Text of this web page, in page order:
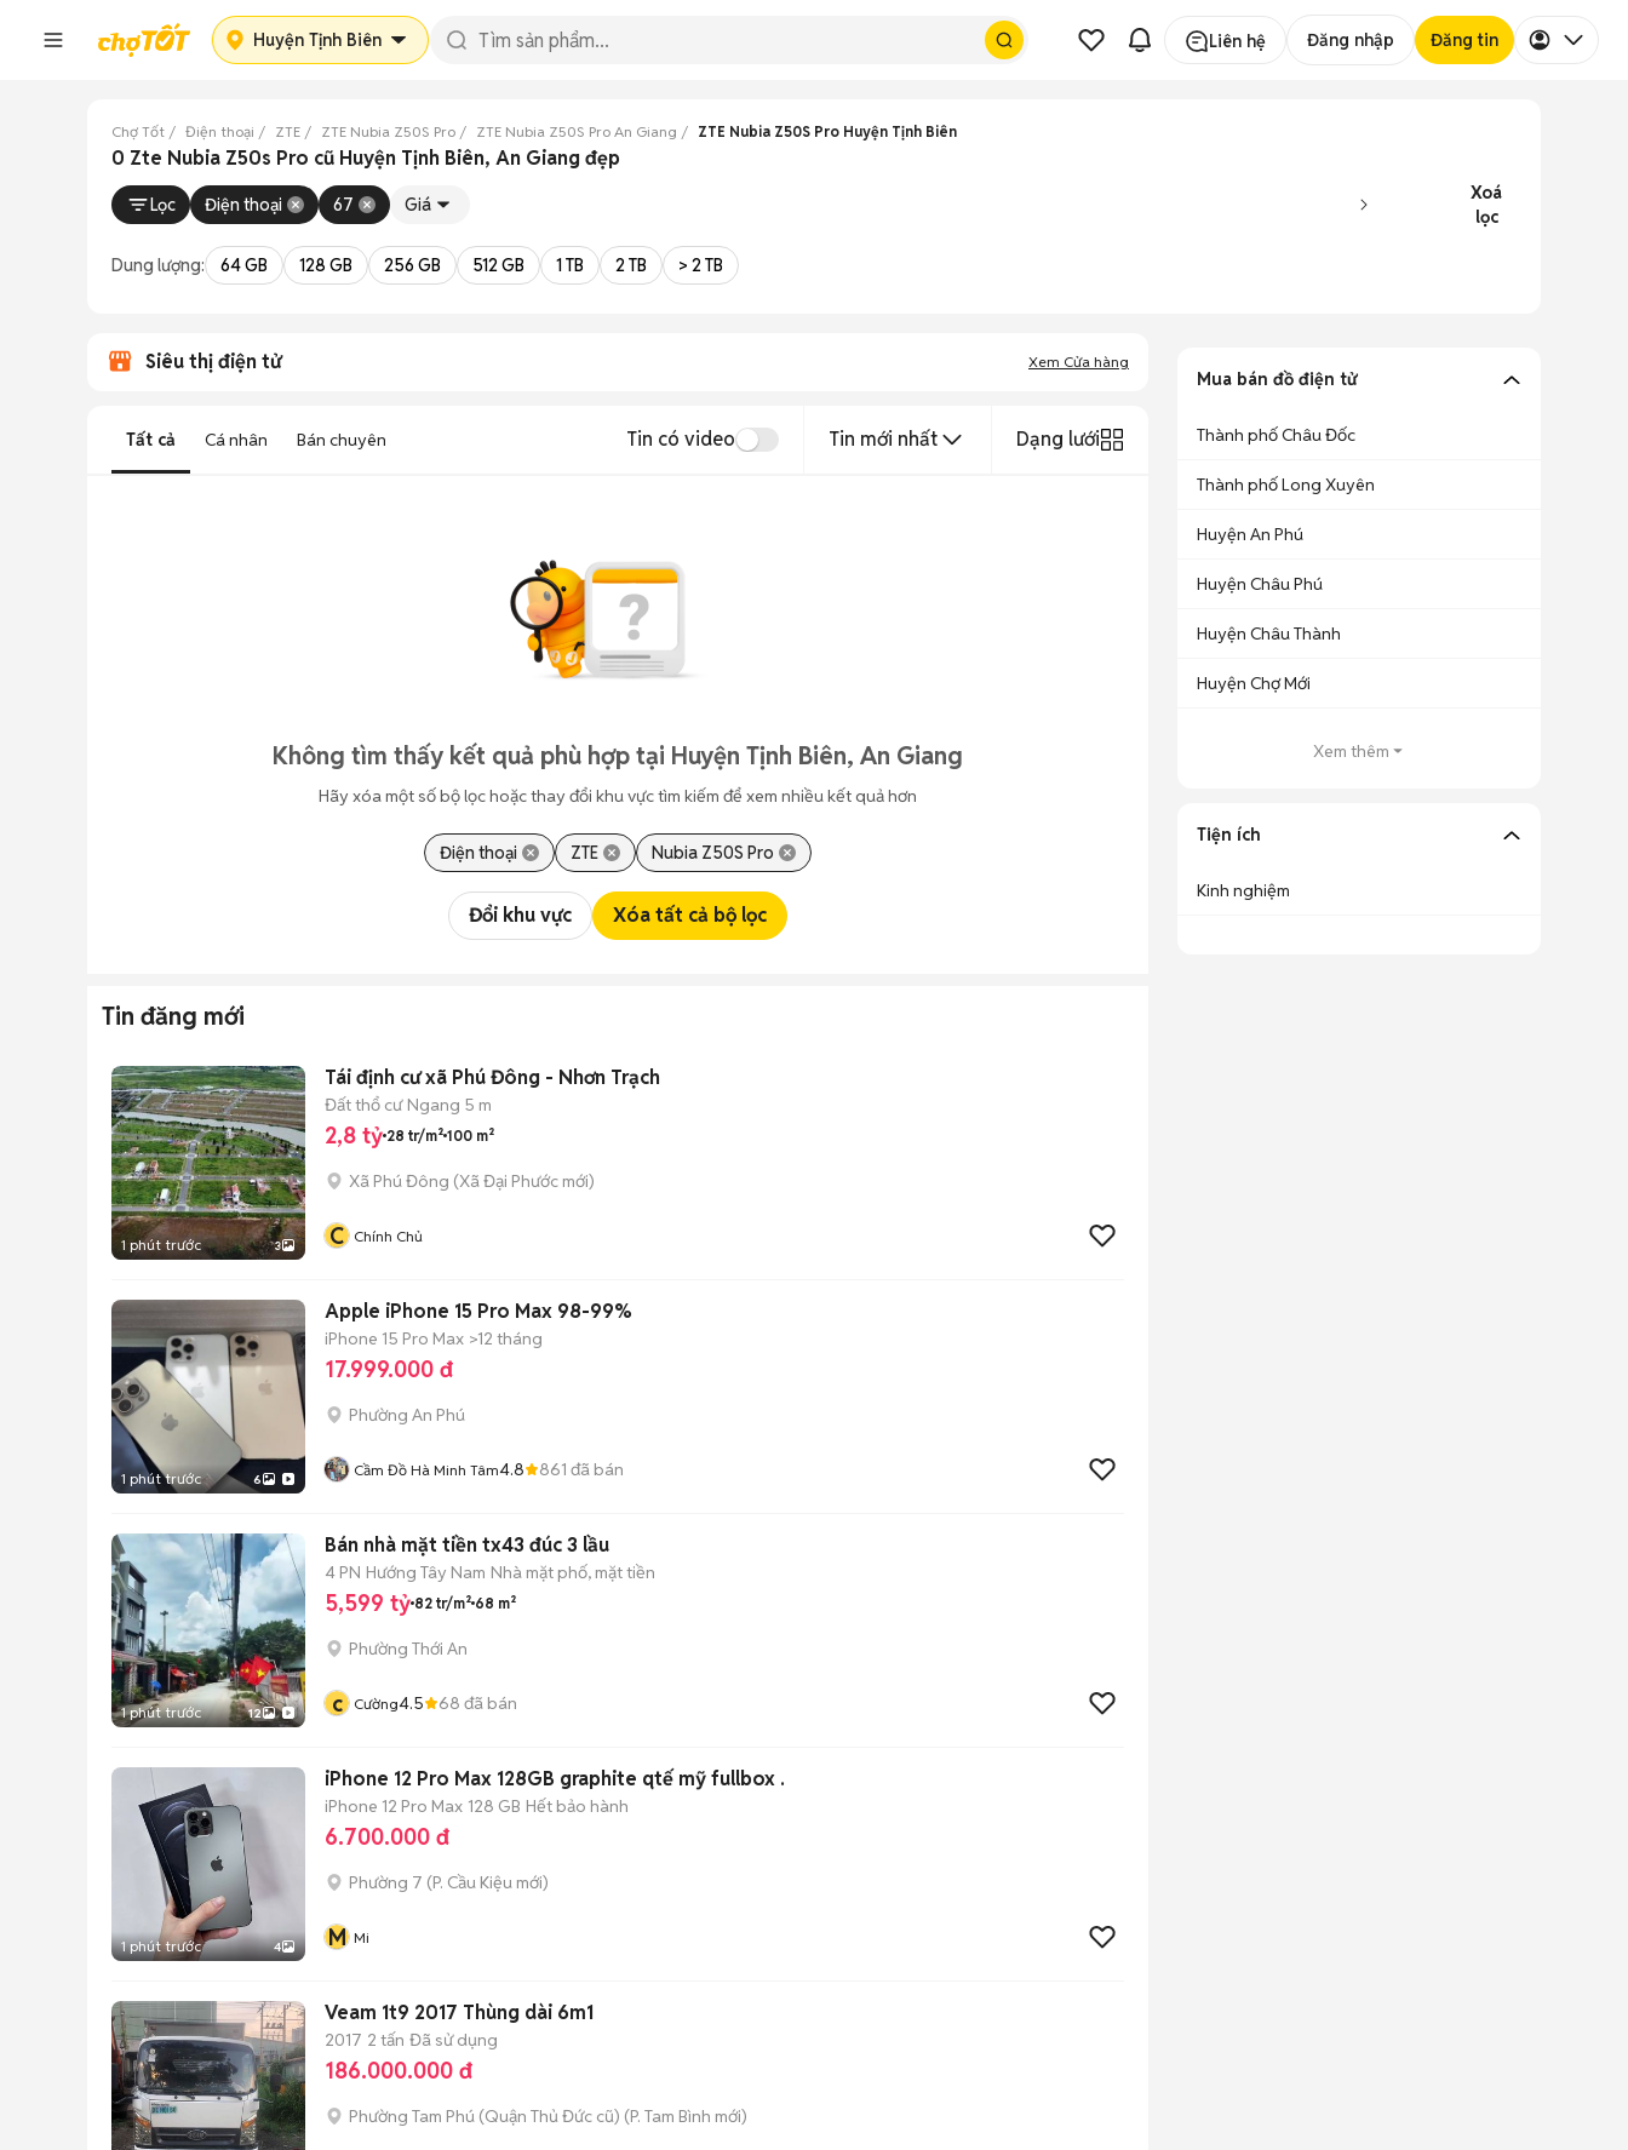
Huyện Tịnh Biên Liên hệ Đăng nhập Đăng tin
Chợ Tốt Điện thoại ZTE ZTE Nubia Z50S Pro ZTE Nubia Z50S Pro An Giang ZTE Nubia Z50S Pro Huyện Tịnh Biên
0 Zte Nubia Z50s Pro cũ Huyện Tịnh Biên, An Giang đẹp
Lọc Điện thoại 67 Giá
Xoá
lọc
Dung lượng: 64 GB 128 GB 256 GB 512 GB 1 TB 2 TB > 2 TB
Siêu thị điện tử Xem Cửa hàng
Tất cả Cá nhân Bán chuyên Tin có video Tin mới nhất Dạng lưới
Không tìm thấy kết quả phù hợp tại Huyện Tịnh Biên, An Giang
Hãy xóa một số bộ lọc hoặc thay đổi khu vực tìm kiếm để xem nhiều kết quả hơn
Điện thoại ZTE Nubia Z50S Pro
Đổi khu vực Xóa tất cả bộ lọc
Tin đăng mới
1 phút trước 3
Tái định cư xã Phú Đông - Nhơn Trạch
Đất thổ cư Ngang 5 m
2,8 tỷ 28 tr/m² 100 m²
Xã Phú Đông (Xã Đại Phước mới)
C Chính Chủ
1 phút trước 6
Apple iPhone 15 Pro Max 98-99%
iPhone 15 Pro Max >12 tháng
17.999.000 đ
Phường An Phú
Cầm Đồ Hà Minh Tâm4.8 861 đã bán
1 phút trước 12
Bán nhà mặt tiền tx43 đúc 3 lầu
4 PN Hướng Tây Nam Nhà mặt phố, mặt tiền
5,599 tỷ 82 tr/m² 68 m²
Phường Thới An
c Cường4.5 68 đã bán
1 phút trước 4
iPhone 12 Pro Max 128GB graphite qtế mỹ fullbox .
iPhone 12 Pro Max 128 GB Hết bảo hành
6.700.000 đ
Phường 7 (P. Cầu Kiệu mới)
M Mi
Veam 1t9 2017 Thùng dài 6m1
2017 2 tấn Đã sử dụng
186.000.000 đ
Phường Tam Phú (Quận Thủ Đức cũ) (P. Tam Bình mới)
Mua bán đồ điện tử
Thành phố Châu Đốc
Thành phố Long Xuyên
Huyện An Phú
Huyện Châu Phú
Huyện Châu Thành
Huyện Chợ Mới
Xem thêm
Tiện ích
Kinh nghiệm